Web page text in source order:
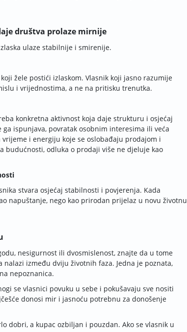
društva prolaze mirnije
ulaze stabilnije i smirenije.
žele postići izlaskom. Vlasnik koji jasno razumije
i vrijednostima, a ne na pritisku trenutka.
konkretna aktivnost koja daje strukturu i osjećaj
ispunjava, povratak osobnim interesima ili veća
i energiju koje se oslobađaju prodajom i
budućnosti, odluka o prodaji više ne djeluje kao
stvara osjećaj stabilnosti i povjerenja. Kada
napuštanje, nego kao prirodan prijelaz u novu životnu
nesigurnost ili dvosmislenost, znajte da u tome
između dviju životnih faza. Jedna je poznata,
nepoznanica.
se vlasnici povuku u sebe i pokušavaju sve nositi
donosi mir i jasnoću potrebnu za donošenje
dobri, a kupac ozbiljan i pouzdan. Ako se vlasnik u